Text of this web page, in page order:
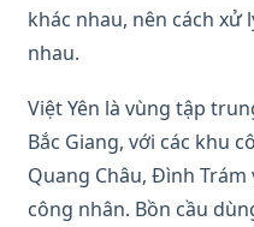
khác nhau, nên cách xử
nhau.
Việt Yên là vùng tập
Bắc Giang, với các khu
Quang Châu, Đình
công nhân. Bồn cầu